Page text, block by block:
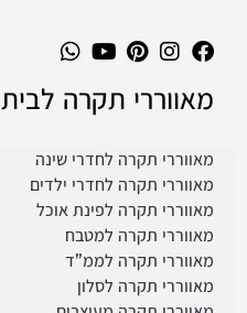
מאווררי תקרה לבית
מאווררי תקרה לחדרי שינה
מאווררי תקרה לחדרי ילדים
מאווררי תקרה לפינת אוכל
מאווררי תקרה למטבח
מאווררי תקרה לממ”ד
מאווררי תקרה לסלון